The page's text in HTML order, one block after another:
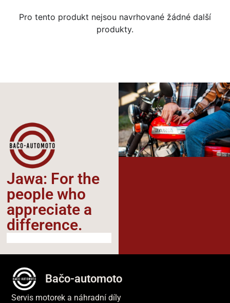
Pro tento produkt nejsou navrhované žádné další
produkty.
Jawa: For the
people who
appreciate a
difference.​
Bačo-automoto
Servis motorek a náhradní díly